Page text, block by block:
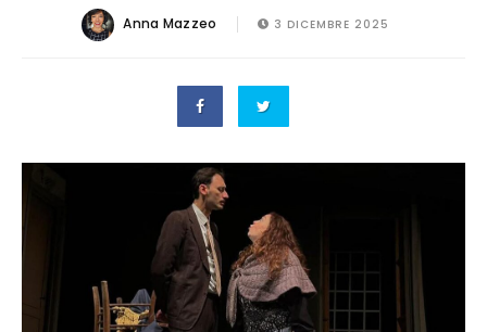
Anna Mazzeo 3 DICEMBRE 2025